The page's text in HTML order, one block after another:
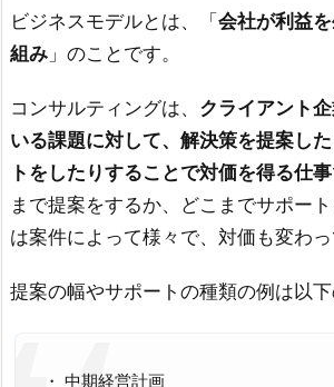
ビジネスモデルとは、「 会社が利益
組み 」のことです。
コンサルティングは、 クライアント
いる課題に対して、解決策を提案し
トをしたりすることで対価を得る仕事
まで提案をするか、どこまでサポー
は案件によって様々で、対価も変わっ
提案の幅やサポートの種類の例は以下
・ 中期経営計画